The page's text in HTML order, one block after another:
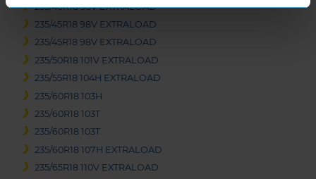
235/40R18 95V EXTRALOAD
235/45R18 98V EXTRALOAD
235/45R18 98V EXTRALOAD
235/50R18 101V EXTRALOAD
235/55R18 104H EXTRALOAD
235/60R18 103H
235/60R18 103T
235/60R18 103T
235/60R18 107H EXTRALOAD
235/65R18 110V EXTRALOAD